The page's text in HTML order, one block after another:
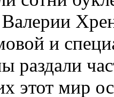
и
раздали
этот мир